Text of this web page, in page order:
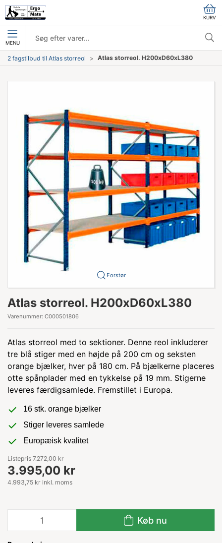
KURV
MENU
2 fagstilbud til Atlas storreol Atlas storreol. H200xD60xL380
Forstør
Atlas storreol. H200xD60xL380
Varenummer: C000501806
Atlas storreol med to sektioner. Denne reol inkluderer
tre blå stiger med en højde på 200 cm og seksten
orange bjælker, hver på 180 cm. På bjælkerne placeres
otte spånplader med en tykkelse på 19 mm. Stigerne
leveres færdigsamlede. Fremstillet i Europa.
16 stk. orange bjælker
Stiger leveres samlede
Europæisk kvalitet
Listepris 7.272,00 kr
3.995,00 kr
4.993,75 kr inkl. moms
Køb nu